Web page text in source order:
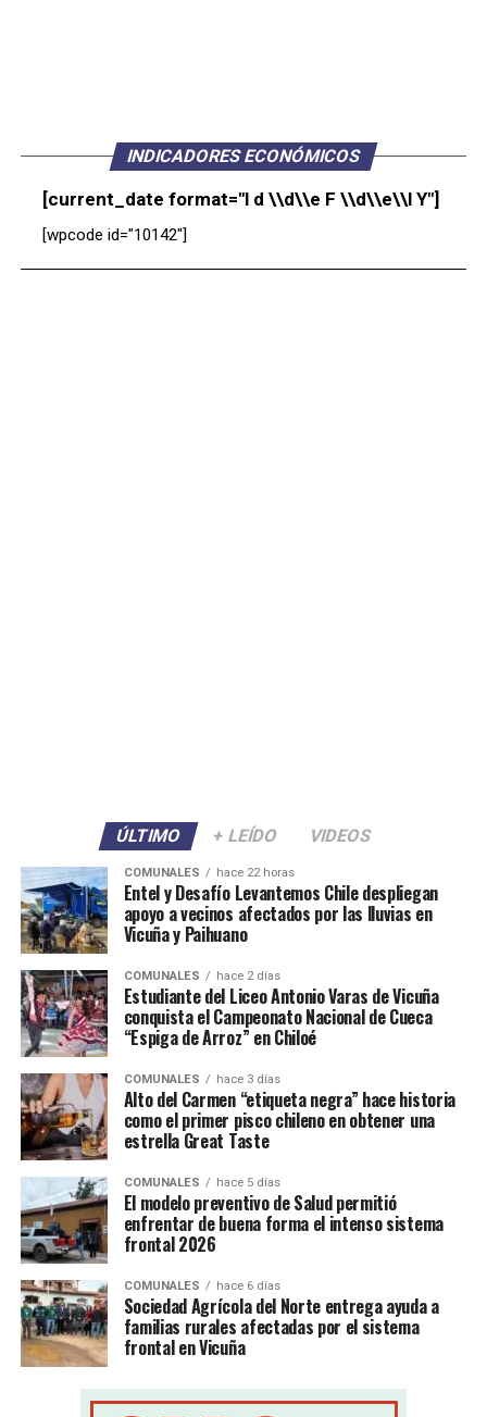
INDICADORES ECONÓMICOS
[current_date format="l d \\d\\e F \\d\\e\\l Y"]
[wpcode id="10142"]
ÚLTIMO + LEÍDO VIDEOS
COMUNALES hace 22 horas
Entel y Desafío Levantemos Chile despliegan
apoyo a vecinos afectados por las lluvias en
Vicuña y Paihuano
COMUNALES hace 2 días
Estudiante del Liceo Antonio Varas de Vicuña
conquista el Campeonato Nacional de Cueca
“Espiga de Arroz” en Chiloé
COMUNALES hace 3 días
Alto del Carmen “etiqueta negra” hace historia
como el primer pisco chileno en obtener una
estrella Great Taste
COMUNALES hace 5 días
El modelo preventivo de Salud permitió
enfrentar de buena forma el intenso sistema
frontal 2026
COMUNALES hace 6 días
Sociedad Agrícola del Norte entrega ayuda a
familias rurales afectadas por el sistema
frontal en Vicuña